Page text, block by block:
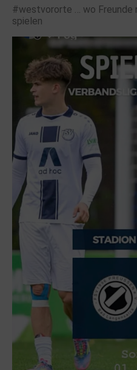
#westvororte … wo Freunde
spielen